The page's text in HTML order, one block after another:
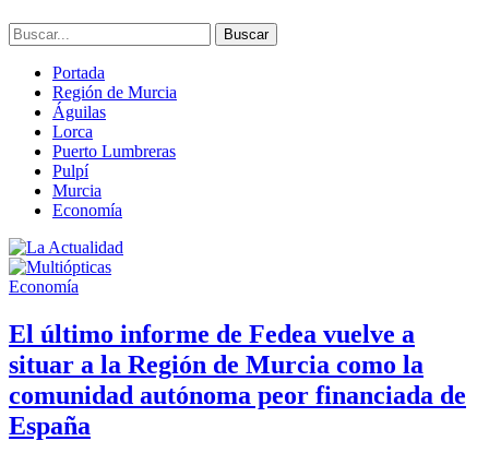
Portada
Región de Murcia
Águilas
Lorca
Puerto Lumbreras
Pulpí
Murcia
Economía
Economía
El último informe de Fedea vuelve a
situar a la Región de Murcia como la
comunidad autónoma peor financiada de
España